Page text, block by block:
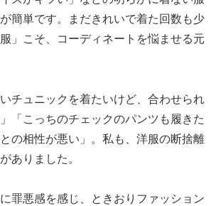
簡単です。まだきれいで着た回数も少
」こそ、コーディネートを悩ませる元
いチュニックを着たいけど、合わせられ
「こっちのチェックのパンツも履きた
の相性が悪い」。私も、洋服の断捨離
ありました。
罪悪感を感じ、ときおりファッション